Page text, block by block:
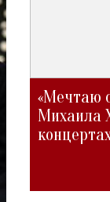
«Мечтаю
Михаила